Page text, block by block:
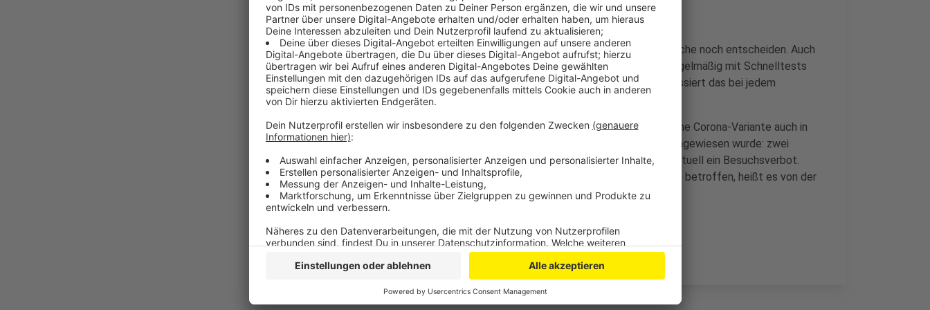
Welches Heim wie viel mehr testen soll, wird sich im Lauf der Woche noch entscheiden. Auch
aktuell müssen sich die Mitarbeiter von Seniorenheimen schon regelmäßig mit Schnelltests
und PCR-Tests auf das Virus hin untersuchen lassen – derzeit passiert das bei jedem
Mitarbeiter alle drei Tage, heißt es von der Stadt.
Am Montag war bekannt geworden, dass die ansteckende britische Corona-Variante auch in
dem Schlebuscher Seniorenheim an der Tempelhofer Straße nachgewiesen wurde: zwei
Senioren und zwei Mitarbeiter haben sich angesteckt. Dort gilt aktuell ein Besuchsverbot.
Weitere Heime sind aber derzeit nicht von der britischen Variante betroffen, heißt es von der
Stadt.